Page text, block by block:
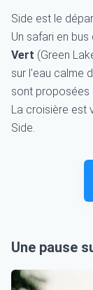
Side est le
Un safari en
Vert (Green
sur l'eau calme
sont proposées
La croisière est
Side.
Une pause